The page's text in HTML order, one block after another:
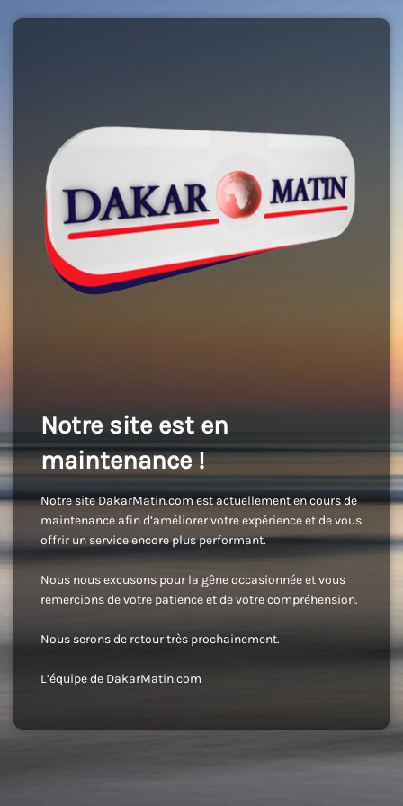
Notre site est en
maintenance !
Notre site DakarMatin.com est actuellement en cours de
maintenance afin d’améliorer votre expérience et de vous
offrir un service encore plus performant.
Nous nous excusons pour la gêne occasionnée et vous
remercions de votre patience et de votre compréhension.
Nous serons de retour très prochainement.
L’équipe de DakarMatin.com